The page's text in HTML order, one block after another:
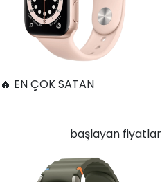
🔥 EN ÇOK SATAN
başlayan fiyatlar